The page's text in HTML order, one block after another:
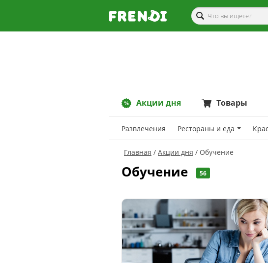
Акции дня Товары
Развлечения Рестораны и еда
Главная Акции дня Обучение
Обучение 56